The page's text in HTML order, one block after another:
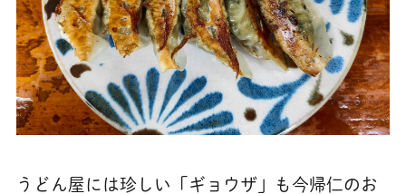
うどん屋には珍しい「ギョウザ」も今帰仁のお